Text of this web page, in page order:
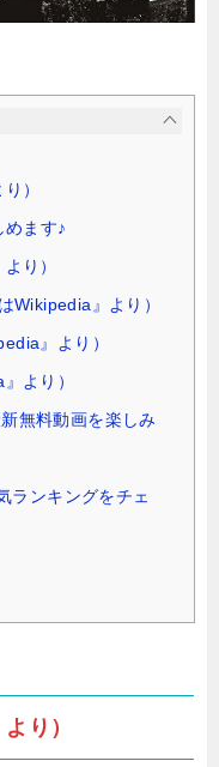
）
めます♪
り）
』より）
』より）
より）
無料動画を楽しみ
ランキングをチェ
り）